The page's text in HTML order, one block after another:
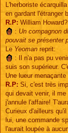
L'herboriste
en gardant l'étranger
R.P: William
: Un compagnon
pouvait se présenter
Le Yeoman reprit:
: Il n'a pas pu
suis son supérieur.
Une lueur
R.P: Si, c'est très
qui devait venir, il me
j'annule l'affaire!
Curieux d'ailleurs
lui, une commande
l'aurait loupée à